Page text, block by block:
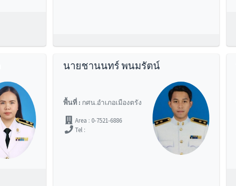
นายชานนทร์ พนมรัตน์
พื้นที่ : กศน.อำเภอเมืองตรัง
Area : 0-7521-6886
Tel :